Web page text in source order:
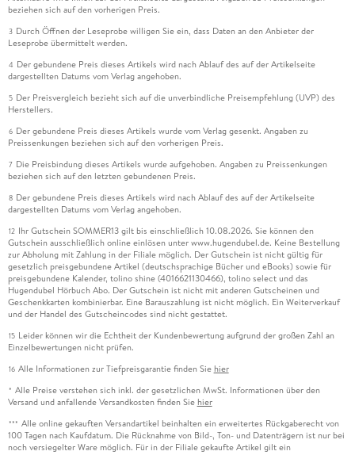
beziehen sich auf den vorherigen Preis.
3 Durch Öffnen der Leseprobe willigen Sie ein, dass Daten an den Anbieter der
Leseprobe übermittelt werden.
4 Der gebundene Preis dieses Artikels wird nach Ablauf des auf der Artikelseite
dargestellten Datums vom Verlag angehoben.
5 Der Preisvergleich bezieht sich auf die unverbindliche Preisempfehlung (UVP) des
Herstellers.
6 Der gebundene Preis dieses Artikels wurde vom Verlag gesenkt. Angaben zu
Preissenkungen beziehen sich auf den vorherigen Preis.
7 Die Preisbindung dieses Artikels wurde aufgehoben. Angaben zu Preissenkungen
beziehen sich auf den letzten gebundenen Preis.
8 Der gebundene Preis dieses Artikels wird nach Ablauf des auf der Artikelseite
dargestellten Datums vom Verlag angehoben.
12 Ihr Gutschein SOMMER13 gilt bis einschließlich 10.08.2026. Sie können den
Gutschein ausschließlich online einlösen unter www.hugendubel.de. Keine Bestellung
zur Abholung mit Zahlung in der Filiale möglich. Der Gutschein ist nicht gültig für
gesetzlich preisgebundene Artikel (deutschsprachige Bücher und eBooks) sowie für
preisgebundene Kalender, tolino shine (4016621130466), tolino select und das
Hugendubel Hörbuch Abo. Der Gutschein ist nicht mit anderen Gutscheinen und
Geschenkkarten kombinierbar. Eine Barauszahlung ist nicht möglich. Ein Weiterverkauf
und der Handel des Gutscheincodes sind nicht gestattet.
15 Leider können wir die Echtheit der Kundenbewertung aufgrund der großen Zahl an
Einzelbewertungen nicht prüfen.
16 Alle Informationen zur Tiefpreisgarantie finden Sie hier
* Alle Preise verstehen sich inkl. der gesetzlichen MwSt. Informationen über den
Versand und anfallende Versandkosten finden Sie hier
*** Alle online gekauften Versandartikel beinhalten ein erweitertes Rückgaberecht von
100 Tagen nach Kaufdatum. Die Rücknahme von Bild-, Ton- und Datenträgern ist nur bei
noch versiegelter Ware möglich. Für in der Filiale gekaufte Artikel gilt ein